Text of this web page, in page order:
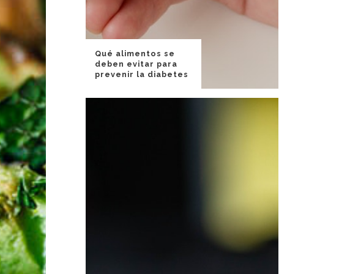
Qué alimentos se
deben evitar para
prevenir la diabetes